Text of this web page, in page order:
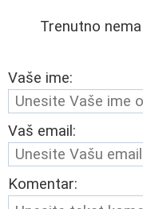
Trenutno
Vaše ime:
Vaš email:
Komentar: